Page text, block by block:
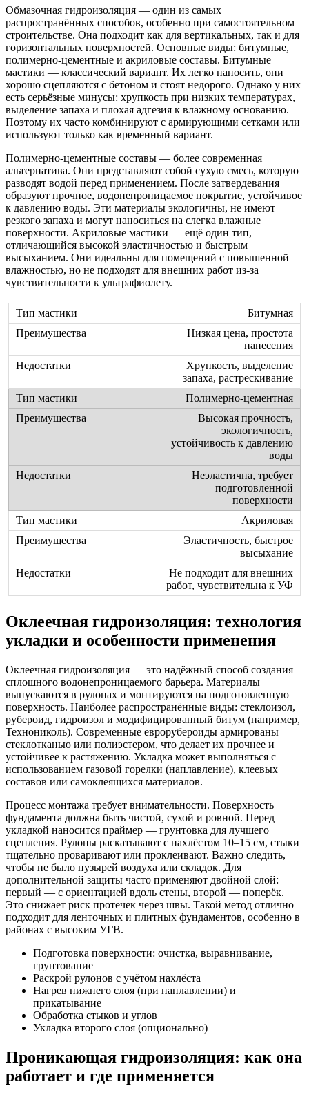
Обмазочная гидроизоляция — один из самых
распространённых способов, особенно при самостоятельном
строительстве. Она подходит как для вертикальных, так и для
горизонтальных поверхностей. Основные виды: битумные,
полимерно-цементные и акриловые составы. Битумные
мастики — классический вариант. Их легко наносить, они
хорошо сцепляются с бетоном и стоят недорого. Однако у них
есть серьёзные минусы: хрупкость при низких температурах,
выделение запаха и плохая адгезия к влажному основанию.
Поэтому их часто комбинируют с армирующими сетками или
используют только как временный вариант.
Полимерно-цементные составы — более современная
альтернатива. Они представляют собой сухую смесь, которую
разводят водой перед применением. После затвердевания
образуют прочное, водонепроницаемое покрытие, устойчивое
к давлению воды. Эти материалы экологичны, не имеют
резкого запаха и могут наноситься на слегка влажные
поверхности. Акриловые мастики — ещё один тип,
отличающийся высокой эластичностью и быстрым
высыханием. Они идеальны для помещений с повышенной
влажностью, но не подходят для внешних работ из-за
чувствительности к ультрафиолету.
Битумная
Низкая цена, простота
нанесения
Хрупкость, выделение
запаха, растрескивание
Полимерно-цементная
Высокая прочность,
экологичность,
устойчивость к давлению
воды
Неэластична, требует
подготовленной
поверхности
Акриловая
Эластичность, быстрое
высыхание
Не подходит для внешних
работ, чувствительна к УФ
Оклеечная гидроизоляция: технология
укладки и особенности применения
Оклеечная гидроизоляция — это надёжный способ создания
сплошного водонепроницаемого барьера. Материалы
выпускаются в рулонах и монтируются на подготовленную
поверхность. Наиболее распространённые виды: стеклоизол,
рубероид, гидроизол и модифицированный битум (например,
Технониколь). Современные еврорубероиды армированы
стеклотканью или полиэстером, что делает их прочнее и
устойчивее к растяжению. Укладка может выполняться с
использованием газовой горелки (наплавление), клеевых
составов или самоклеящихся материалов.
Процесс монтажа требует внимательности. Поверхность
фундамента должна быть чистой, сухой и ровной. Перед
укладкой наносится праймер — грунтовка для лучшего
сцепления. Рулоны раскатывают с нахлёстом 10–15 см, стыки
тщательно проваривают или проклеивают. Важно следить,
чтобы не было пузырей воздуха или складок. Для
дополнительной защиты часто применяют двойной слой:
первый — с ориентацией вдоль стены, второй — поперёк.
Это снижает риск протечек через швы. Такой метод отлично
подходит для ленточных и плитных фундаментов, особенно в
районах с высоким УГВ.
Подготовка поверхности: очистка, выравнивание,
грунтование
Раскрой рулонов с учётом нахлёста
Нагрев нижнего слоя (при наплавлении) и
прикатывание
Обработка стыков и углов
Укладка второго слоя (опционально)
Проникающая гидроизоляция: как она
работает и где применяется